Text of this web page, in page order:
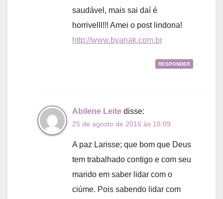
saudável, mais sai daí é
horrivelll!!! Amei o post lindona!
http://www.byanak.com.br
RESPONDER
Abilene Leite disse:
25 de agosto de 2016 às 18:09
A paz Larisse; que bom que Deus
tem trabalhado contigo e com seu
marido em saber lidar com o
ciúme. Pois sabendo lidar com